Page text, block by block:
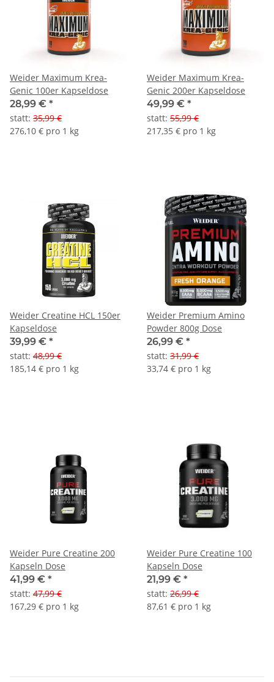
Weider Maximum Krea-
Genic 100er Kapseldose
28,99 € *
statt: 35,99 €
276,10 € pro 1 kg
Weider Maximum Krea-
Genic 200er Kapseldose
49,99 € *
statt: 55,99 €
217,35 € pro 1 kg
Weider Creatine HCL 150er
Kapseldose
39,99 € *
statt: 48,99 €
185,14 € pro 1 kg
Weider Premium Amino
Powder 800g Dose
26,99 € *
statt: 31,99 €
33,74 € pro 1 kg
Weider Pure Creatine 200
Kapseln Dose
41,99 € *
statt: 47,99 €
167,29 € pro 1 kg
Weider Pure Creatine 100
Kapseln Dose
21,99 € *
statt: 26,99 €
87,61 € pro 1 kg